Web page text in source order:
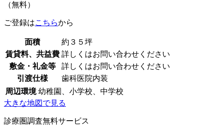
（無料）
ご登録はこちらから
面積
約３５坪
賃貸料、共益費 詳しくはお問い合わせください
敷金・礼金等
詳しくはお問い合わせください
引渡仕様
歯科医院内装
周辺環境 幼稚園、小学校、中学校
大きな地図で見る
診療圏調査無料サービス